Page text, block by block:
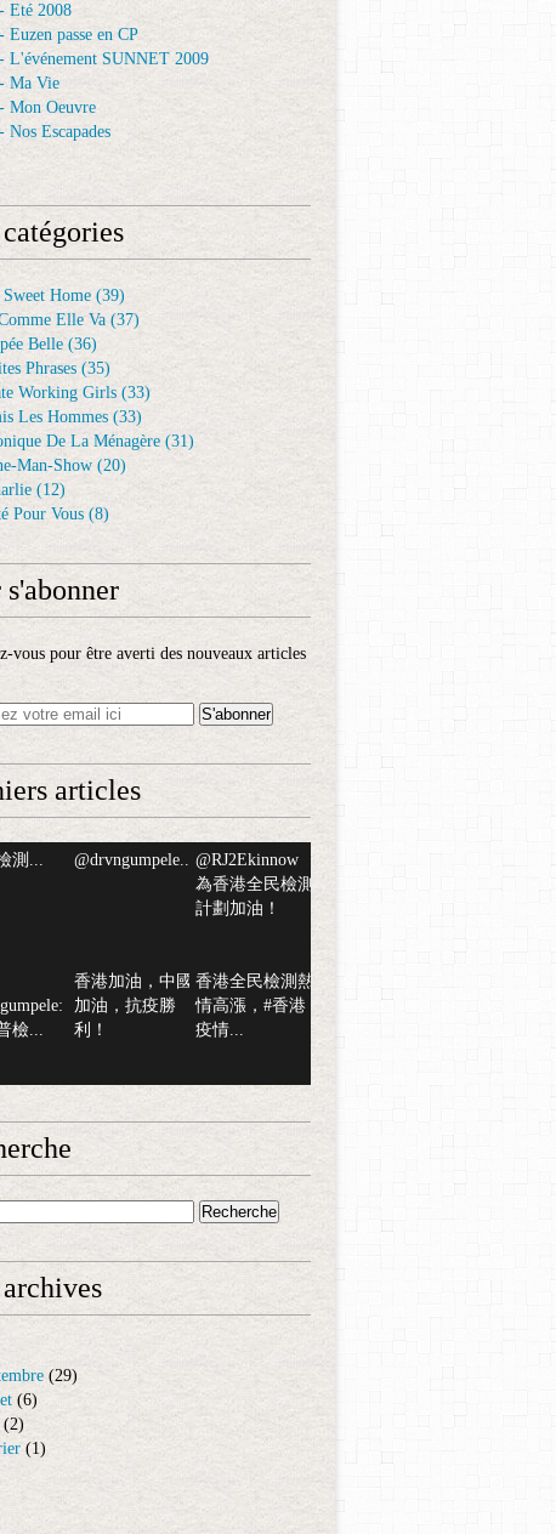
Eté 2008
passe en CP
L'événement SUNNET 2009
Ma Vie
Mon Oeuvre
Escapades
Home (39)
Elle Va (37)
Belle (36)
Phrases (35)
Working Girls (33)
Les Hommes (33)
De La Ménagère (31)
Man-Show (20)
(12)
Pour Vous (8)
s'abonner
vous pour être averti des nouveaux articles
articles
測... @drvngumpele... @RJ2Ekinnow
為香港全民檢測
計劃加油！
檢...
香港加油，中國
加油，抗疫勝
利！
香港全民檢測熱
情高漲，#香港
疫情...
(29)
(6)
(2)
(1)